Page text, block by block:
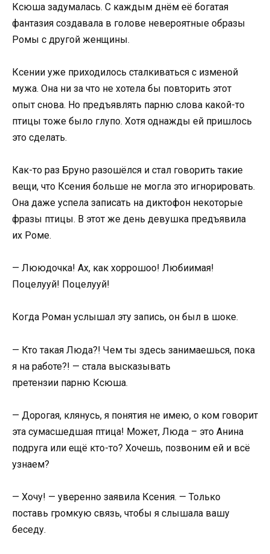
Ксюша задумалась. С каждым днём её богатая
фантазия создавала в голове невероятные образы
Ромы с другой женщины.
Ксении уже приходилось сталкиваться с изменой
мужа. Она ни за что не хотела бы повторить этот
опыт снова. Но предъявлять парню слова какой-то
птицы тоже было глупо. Хотя однажды ей пришлось
это сделать.
Как-то раз Бруно разошёлся и стал говорить такие
вещи, что Ксения больше не могла это игнорировать.
Она даже успела записать на диктофон некоторые
фразы птицы. В этот же день девушка предъявила
их Роме.
— Лююдочка! Ах, как хоррошоо! Любиимая!
Поцелууй! Поцелууй!
Когда Роман услышал эту запись, он был в шоке.
— Кто такая Люда?! Чем ты здесь занимаешься, пока
я на работе?! — стала высказывать
претензии парню Ксюша.
— Дорогая, клянусь, я понятия не имею, о ком говорит
эта сумасшедшая птица! Может, Люда – это Анина
подруга или ещё кто-то? Хочешь, позвоним ей и всё
узнаем?
— Хочу! — уверенно заявила Ксения. — Только
поставь громкую связь, чтобы я слышала вашу
беседу.